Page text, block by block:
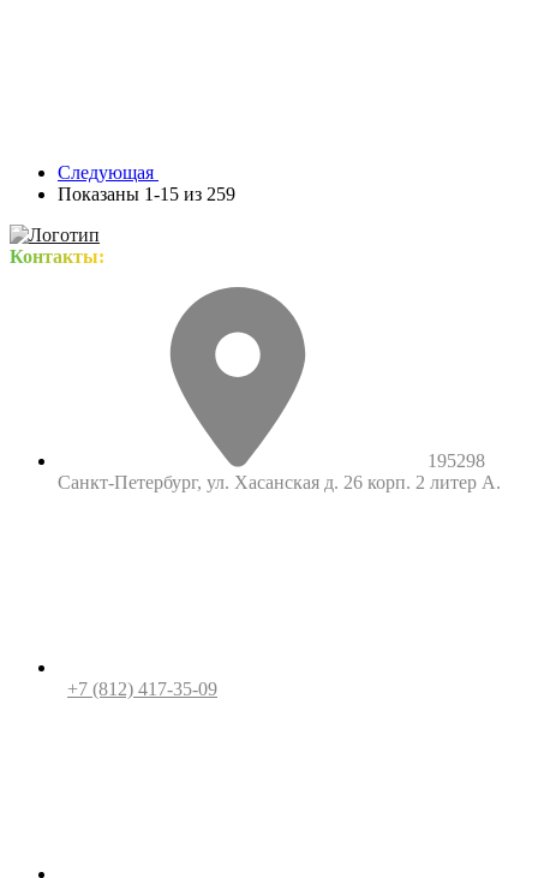
Следующая
Показаны 1-15 из 259
Контакты:
195298
Санкт-Петербург, ул. Хасанская д. 26 корп. 2 литер А.
+7 (812) 417-35-09